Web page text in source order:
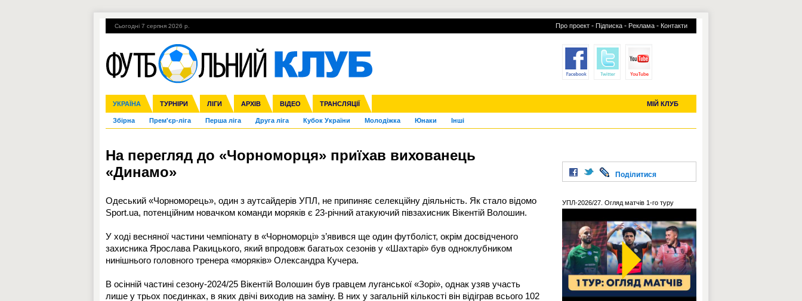
Сьогодні 7 серпня 2026 р. Про проект - Підписка - Реклама - Контакти
УКРАЇНА ТУРНІРИ ЛІГИ АРХІВ ВІДЕО ТРАНСЛЯЦІЇ МІЙ КЛУБ
Збірна Прем'єр-ліга Перша ліга Друга ліга Кубок України Молодіжка Юнаки Інші
Ліга чемпіонів Ліга Європи Міжнародні Ліга націй Ліга конференцій
Англія Іспанія Італія Німеччина Франція Інші
ЧС-2014 ЄВРО-2016 Росія Кубок конфедерацій ЧЄ-2015 (U-21)
Гарячі теми УПЛ, 1-й тур ВІЙНА УПЛ-ПЕРЕХОДИ УСІ ТРАНСФЕРИ
На перегляд до «Чорноморця» приїхав вихованець
«Динамо»
Одеський «Чорноморець», один з аутсайдерів УПЛ, не припиняє селекційну діяльність. Як стало відомо
Sport.ua, потенційним новачком команди моряків є 23-річний атакуючий півзахисник Вікентій Волошин.
У ході весняної частини чемпіонату в «Чорноморці» з’явився ще один футболіст, окрім досвідченого
захисника Ярослава Ракицького, який впродовж багатьох сезонів у «Шахтарі» був одноклубником
нинішнього головного тренера «моряків» Олександра Кучера.
В осінній частині сезону-2024/25 Вікентій Волошин був гравцем луганської «Зорі», однак узяв участь
лише у трьох поєдинках, в яких двічі виходив на заміну. В них у загальній кількості він відіграв всього 102
Поділитися
УПЛ-2026/27. Огляд матчів 1-го туру